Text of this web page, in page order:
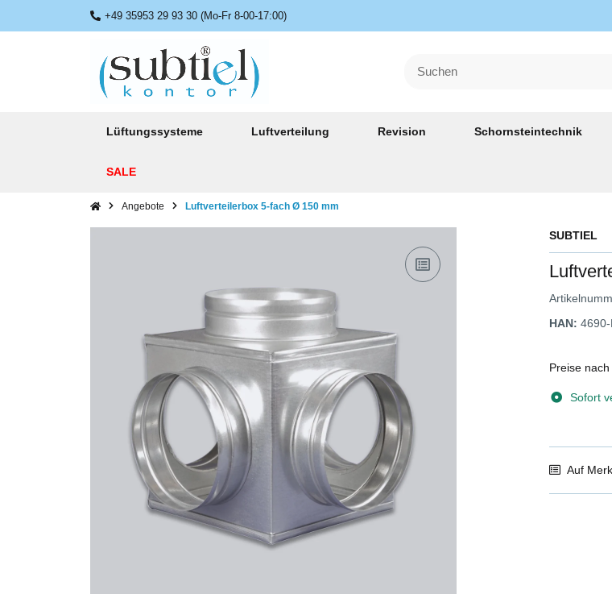
+49 35953 29 93 30 (Mo-Fr 8-00-17:00)
Lüftungssysteme Luftverteilung Revision Schornsteintechnik
SALE
Angebote Luftverteilerbox 5-fach Ø 150 mm
SUBTIEL
HAN: 4690-
Preise
Sofort
Auf